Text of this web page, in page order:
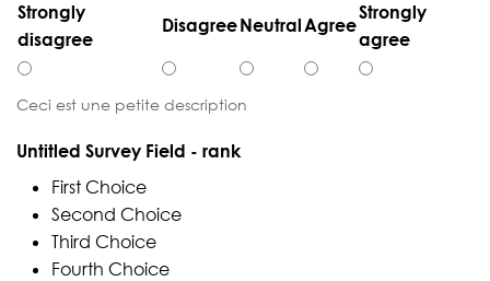
Strongly
disagree
DisagreeNeutralAgree
Strongly
agree
Ceci est une petite description
Untitled Survey Field - rank
First Choice
Second Choice
Third Choice
Fourth Choice